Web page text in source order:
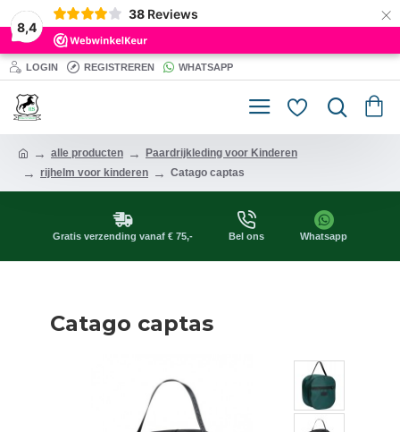
8,4
38 Reviews ×
LOGIN REGISTREREN WHATSAPP
alle producten
Paardrijkleding voor Kinderen
rijhelm voor kinderen
Catago captas
Gratis verzending vanaf € 75,- Bel ons Whatsapp
Catago captas